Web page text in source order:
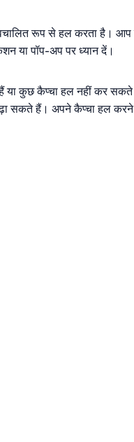
रूप से हल करता है।
या पॉप-अप पर ध्यान दें।
कुछ कैप्चा हल नहीं कर
बढ़ा सकते हैं। अपने कैप्चा हल